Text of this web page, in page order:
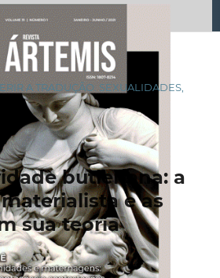
A TRADUÇÃO: SEXUALIDADES,
butleriana: a
e as
sua teoria